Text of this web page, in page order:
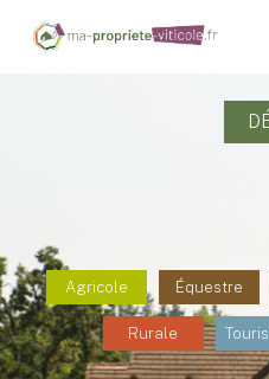
Agricole Équestre
Rurale